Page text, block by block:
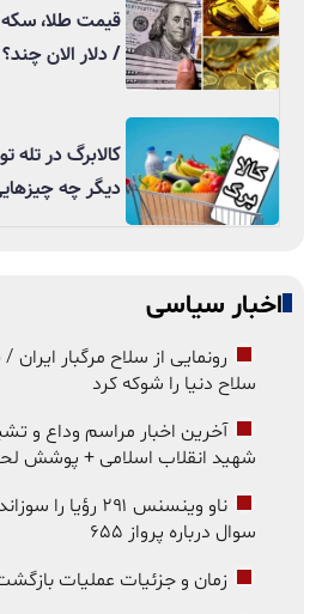
/ دلار الان چند؟
کالابرگ در تله
دیگر چه
اخبار سیاسی
رونمایی از سلاح مرگبار ایران
سلاح دنیا را شوکه کرد
آخرین اخبار مراسم وداع و
شهید انقلاب اسلامی + پوشش
سوال درباره پرواز ۶۵۵
زمان و جزئیات عملیات